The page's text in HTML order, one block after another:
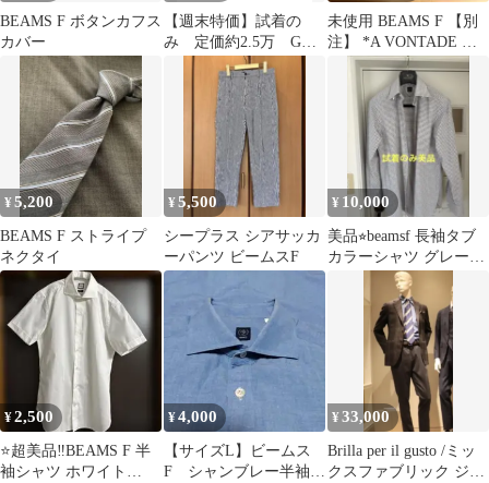
BEAMS F ボタンカフス
カバー
【週末特価】試着の
み 定価約2.5万 GUY
ROVER / ボタンダウン
未使用 BEAMS F 【別
注】 *A VONTADE ポ
ケットTシャツ S
¥5,200
BEAMS F ストライプ
ネクタイ
¥5,500
シープラス シアサッカ
ーパンツ ビームスF
¥ 10,000
美品⭐︎beamsf 長袖タブ
カラーシャツ グレーギ
ンガムチェック 40
¥2,500
⭐️超美品‼️BEAMS F 半
袖シャツ ホワイト
¥4,000
【サイズL】ビームス
F シャンブレー半袖シ
¥33,000
Brilla per il gusto /ミッ
クスファブリック ジャ